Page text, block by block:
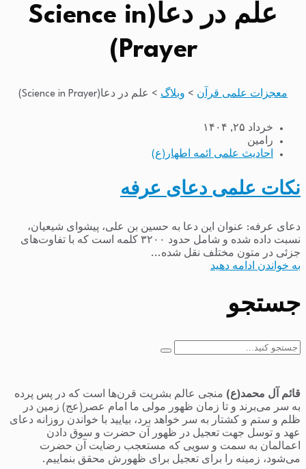
علم در دعا(Science in
Prayer)
معجزات علمی قرآن > وبلاگ > علم در دعا(Science in Prayer)
خرداد ۲۵, ۱۴۰۴
رامین
احادیث علمی ائمه اطهار(ع)
نکات علمی دعای عرفه
دعای عرفه: عنوان این دعا به حسین بن علی، پیشوای شیعیان،
نسبت داده شده و شامل حدود ۳۲۰۰ کلمه است که با تفاوت‌های
جزئی در متون مختلف نقل شده...
به خواندن ادامه دهید
جستجو
جستجو
قائم آل محمد(ع) منجی عالم بشریت قرن‌ها است که در پس پرده
به سر می‌برند و تا زمان ظهور مولی ما امام عصر(عج) زمین در
ظلم و ستم و کشتار به سر خواهد برد، بیایید با خواندن روزانه دعای
عهد و توسل جهت تعجیل در ظهور آن حضرت و سوق دادن
اعمالمان به سمت و سویی که مستعجب رضایت آن حضرت
می‌شود، زمینه را برای تعجیل برای ظهورش محقق بنماییم.